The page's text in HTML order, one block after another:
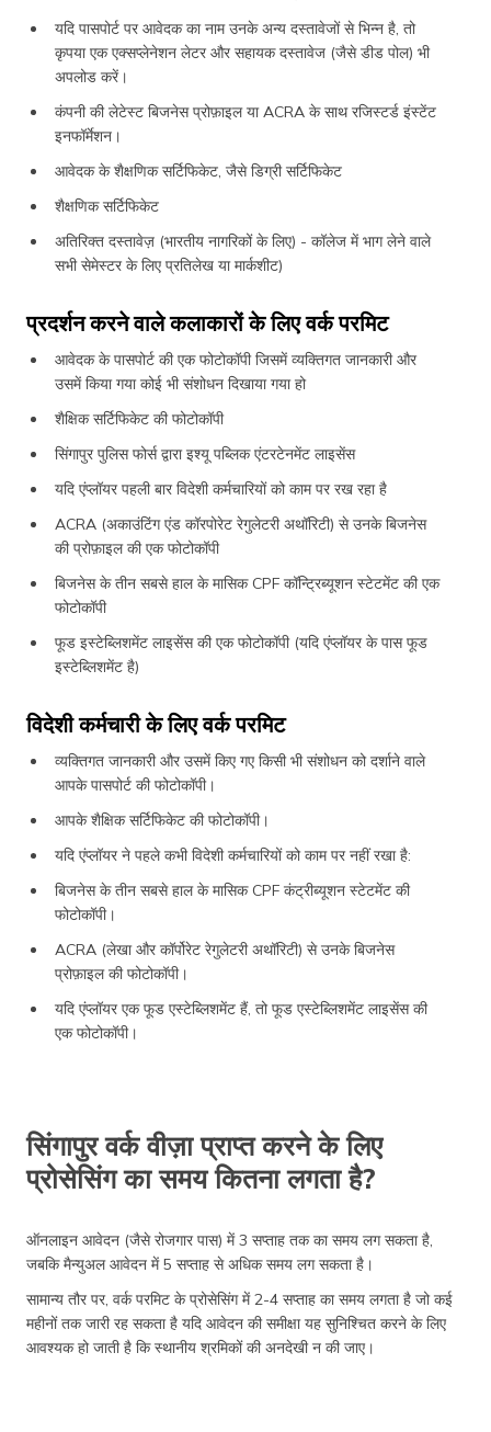
यदि पासपोर्ट पर आवेदक का नाम उनके अन्य दस्तावेजों से भिन्न है, तो
कृपया एक एक्सप्लेनेशन लेटर और सहायक दस्तावेज (जैसे डीड पोल) भी
अपलोड करें।
कंपनी की लेटेस्ट बिजनेस प्रोफ़ाइल या ACRA के साथ रजिस्टर्ड इंस्टेंट
इनफॉर्मेशन।
आवेदक के शैक्षणिक सर्टिफिकेट, जैसे डिग्री सर्टिफिकेट
शैक्षणिक सर्टिफिकेट
अतिरिक्त दस्तावेज़ (भारतीय नागरिकों के लिए) - कॉलेज में भाग लेने वाले
सभी सेमेस्टर के लिए प्रतिलेख या मार्कशीट)
प्रदर्शन करने वाले कलाकारों के लिए वर्क परमिट
आवेदक के पासपोर्ट की एक फोटोकॉपी जिसमें व्यक्तिगत जानकारी और
उसमें किया गया कोई भी संशोधन दिखाया गया हो
शैक्षिक सर्टिफिकेट की फोटोकॉपी
सिंगापुर पुलिस फोर्स द्वारा इश्यू पब्लिक एंटरटेनमेंट लाइसेंस
यदि एंप्लॉयर पहली बार विदेशी कर्मचारियों को काम पर रख रहा है
ACRA (अकाउंटिंग एंड कॉरपोरेट रेगुलेटरी अथॉरिटी) से उनके बिजनेस
की प्रोफ़ाइल की एक फोटोकॉपी
बिजनेस के तीन सबसे हाल के मासिक CPF कॉन्ट्रिब्यूशन स्टेटमेंट की एक
फोटोकॉपी
फूड इस्टेब्लिशमेंट लाइसेंस की एक फोटोकॉपी (यदि एंप्लॉयर के पास फूड
इस्टेब्लिशमेंट है)
विदेशी कर्मचारी के लिए वर्क परमिट
व्यक्तिगत जानकारी और उसमें किए गए किसी भी संशोधन को दर्शाने वाले
आपके पासपोर्ट की फोटोकॉपी।
आपके शैक्षिक सर्टिफिकेट की फोटोकॉपी।
यदि एंप्लॉयर ने पहले कभी विदेशी कर्मचारियों को काम पर नहीं रखा है:
बिजनेस के तीन सबसे हाल के मासिक CPF कंट्रीब्यूशन स्टेटमेंट की
फोटोकॉपी।
ACRA (लेखा और कॉर्पोरेट रेगुलेटरी अथॉरिटी) से उनके बिजनेस
प्रोफ़ाइल की फोटोकॉपी।
यदि एंप्लॉयर एक फूड एस्टेब्लिशमेंट हैं, तो फूड एस्टेब्लिशमेंट लाइसेंस की
एक फोटोकॉपी।
सिंगापुर वर्क वीज़ा प्राप्त करने के लिए
प्रोसेसिंग का समय कितना लगता है?
ऑनलाइन आवेदन (जैसे रोजगार पास) में 3 सप्ताह तक का समय लग सकता है,
जबकि मैन्युअल आवेदन में 5 सप्ताह से अधिक समय लग सकता है।
सामान्य तौर पर, वर्क परमिट के प्रोसेसिंग में 2-4 सप्ताह का समय लगता है जो कई
महीनों तक जारी रह सकता है यदि आवेदन की समीक्षा यह सुनिश्चित करने के लिए
आवश्यक हो जाती है कि स्थानीय श्रमिकों की अनदेखी न की जाए।